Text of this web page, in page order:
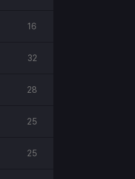
16
32
28
25
25